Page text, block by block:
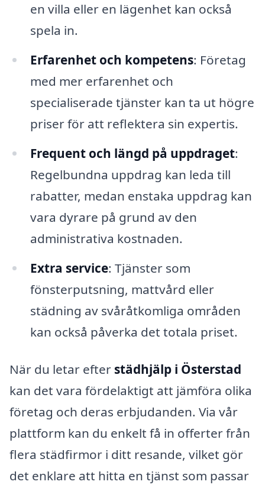
en villa eller en lägenhet kan också
spela in.
Erfarenhet och kompetens: Företag
med mer erfarenhet och
specialiserade tjänster kan ta ut högre
priser för att reflektera sin expertis.
Frequent och längd på uppdraget:
Regelbundna uppdrag kan leda till
rabatter, medan enstaka uppdrag kan
vara dyrare på grund av den
administrativa kostnaden.
Extra service: Tjänster som
fönsterputsning, mattvård eller
städning av svåråtkomliga områden
kan också påverka det totala priset.
När du letar efter städhjälp i Österstad
kan det vara fördelaktigt att jämföra olika
företag och deras erbjudanden. Via vår
plattform kan du enkelt få in offerter från
flera städfirmor i ditt resande, vilket gör
det enklare att hitta en tjänst som passar